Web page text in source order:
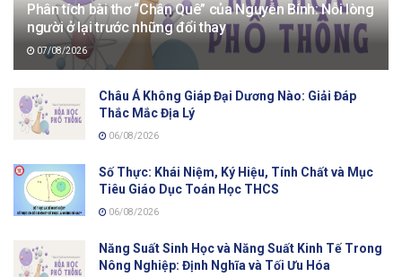
Phân tích bài thơ “Chân Quê” của Nguyễn Bính: Nỗi lòng
người ở lại trước những đổi thay
07/08/2026
Châu Á Không Giáp Đại Dương Nào: Giải Đáp
Thắc Mắc Địa Lý
06/08/2026
Số Thực: Khái Niệm, Ký Hiệu, Tính Chất và Mục
Tiêu Giáo Dục Toán Học THCS
06/08/2026
Năng Suất Sinh Học và Năng Suất Kinh Tế Trong
Nông Nghiệp: Định Nghĩa và Tối Ưu Hóa